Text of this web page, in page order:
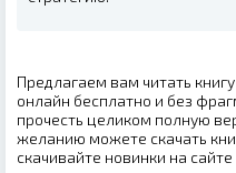
Предлагаем вам читать
онлайн бесплатно и без
прочесть целиком полную
желанию можете скачать
скачивайте новинки на